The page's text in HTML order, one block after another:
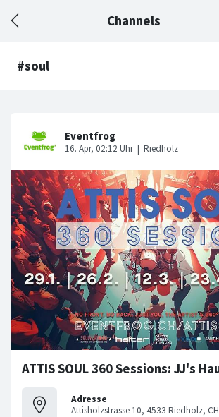
Channels
#soul
Adresse
Attisholzstrasse 10, 4533 Riedholz, CH